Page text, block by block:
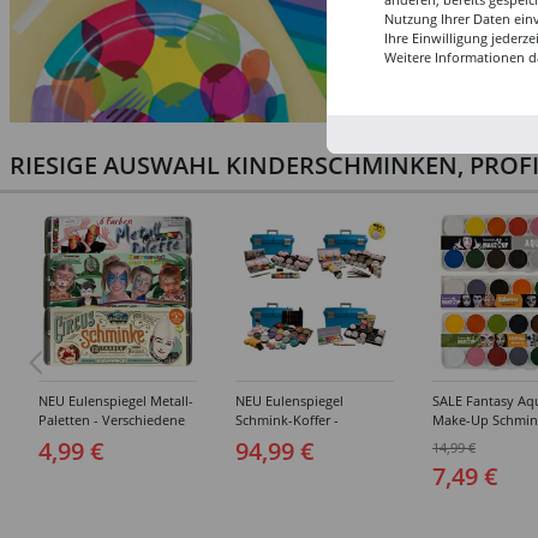
RIESIGE AUSWAHL KINDERSCHMINKEN,
NEU Eulenspiegel Metall-
Paletten - Verschiedene
4,99 €
NEU Eulenspiegel
Schmink-Koffer -
Ausführungen
94,99 €
SALE Fantasy
Make-Up
Paletten -
Ausführungen
14,99 €
7,49 €
Nutzung Ihrer Daten
Ihre Einwilligung
Weitere Informationen